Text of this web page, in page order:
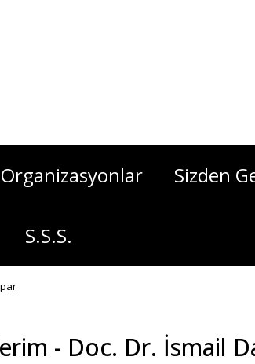
Sizden
S.S.S.
- Doc. Dr. İsmail